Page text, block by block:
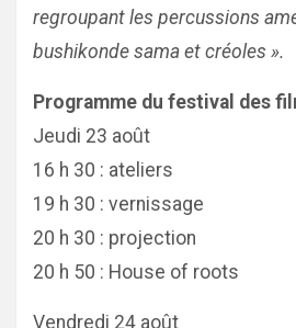
regroupant les percussions
bushikonde sama et créoles ».
Programme du festival des
Jeudi 23 août
16 h 30 : ateliers
19 h 30 : vernissage
20 h 30 : projection
20 h 50 : House of roots
Vendredi 24 août